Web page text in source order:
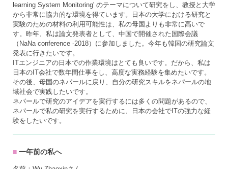
learning System Monitoring' のテーマについて研究をし、教授と大学
から非常に協力的な環境を得ています。日本の大学における研究と
実験のための材料の利用可能性は、私の母国よりも非常に高いで
す。昨年、私は論文発表者として、中国で開催された国際会議
（NaNa conference -2018）に参加しました。今年も韓国の研究論文
発表に行きたいです。
ITエンジニアの日本での作業環境はとても良いです。だから、私は
日本のIT会社で数年間仕事をし、高度な実務経験を集めたいです。
その後、母国のネパールに戻り、自分の研究スキルをネパールの地
域社会で実践したいです。
ネパールで研究のアイデアを実行するには多くの問題があるので、
ネパールで私の研究を実行するために、日本の会社でITの強力な経
験をしたいです。
一年前の私へ